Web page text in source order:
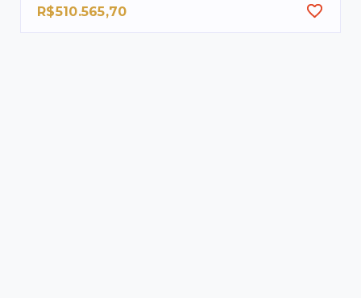
R$510.565,70